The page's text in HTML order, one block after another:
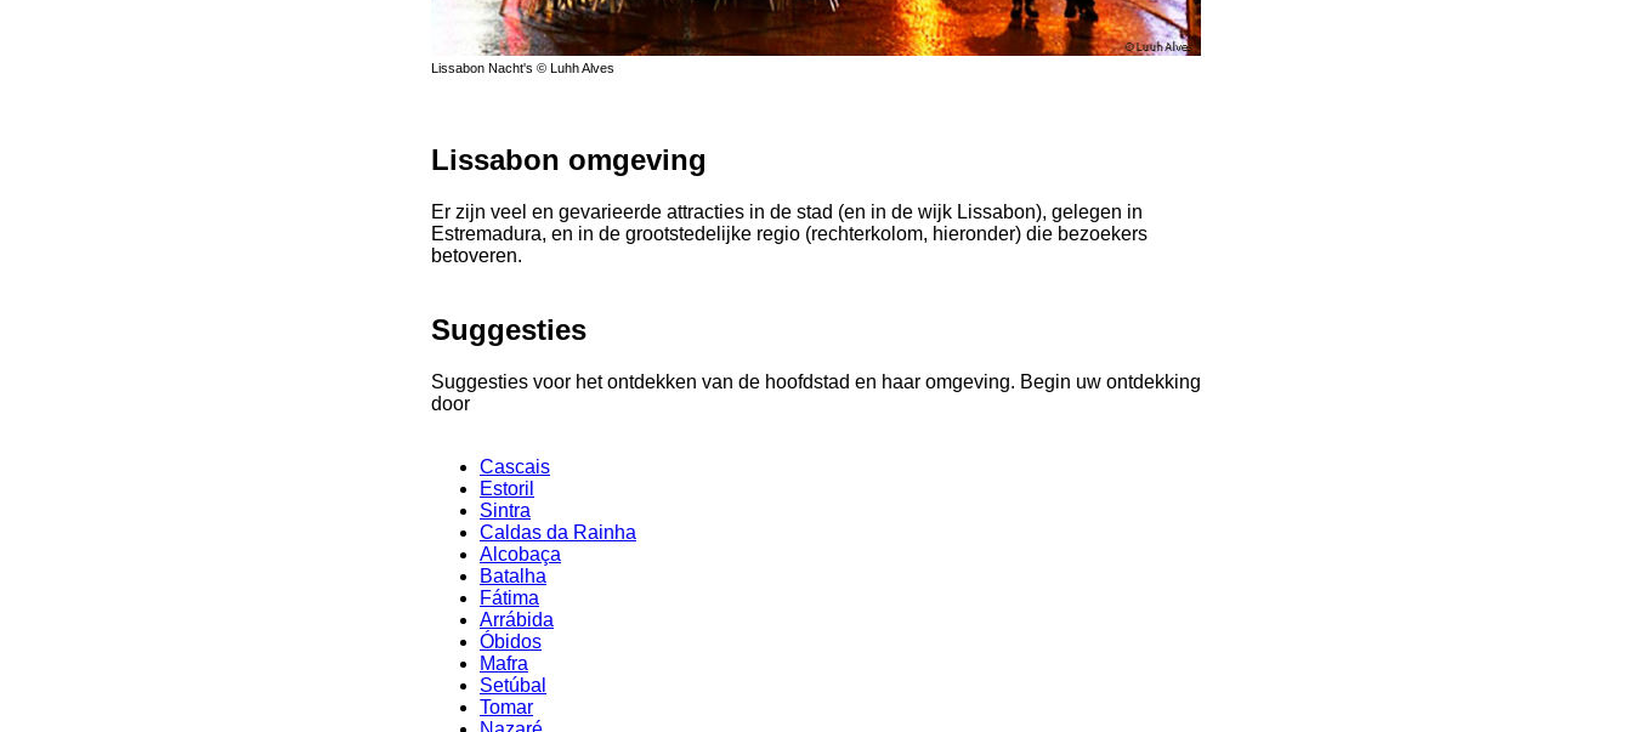
Lissabon Nacht's © Luhh Alves
Lissabon omgeving
Er zijn veel en gevarieerde attracties in de stad (en in de wijk Lissabon), gelegen in
Estremadura, en in de grootstedelijke regio (rechterkolom, hieronder) die bezoekers
betoveren.
Suggesties
Suggesties voor het ontdekken van de hoofdstad en haar omgeving. Begin uw ontdekking
door
Cascais
Estoril
Sintra
Caldas da Rainha
Alcobaça
Batalha
Fátima
Arrábida
Óbidos
Mafra
Setúbal
Tomar